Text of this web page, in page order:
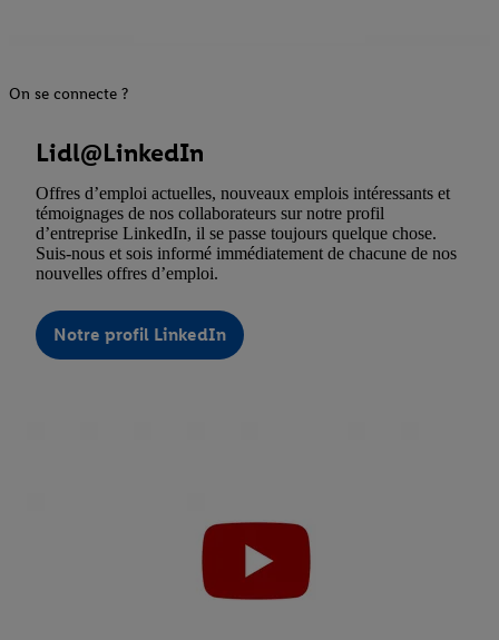
On se connecte ?
Lidl@LinkedIn
Offres d’emploi actuelles, nouveaux emplois intéressants et
témoignages de nos collaborateurs sur notre profil
d’entreprise LinkedIn, il se passe toujours quelque chose.
Suis-nous et sois informé immédiatement de chacune de nos
nouvelles offres d’emploi.
Notre profil LinkedIn